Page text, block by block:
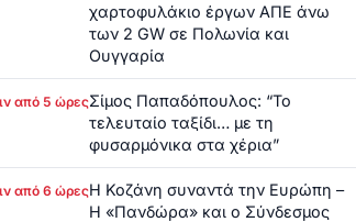
χαρτοφυλάκιο έργων ΑΠΕ άνω
των 2 GW σε Πολωνία και
Ουγγαρία
από 5 ώρεςΣίμος Παπαδόπουλος: “Το
τελευταίο ταξίδι… με τη
φυσαρμόνικα στα χέρια”
από 6 ώρεςΗ Κοζάνη συναντά την Ευρώπη –
Η «Πανδώρα» και ο Σύνδεσμος